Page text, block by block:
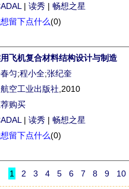
| 读秀 | 畅想之星
留下点什么(0)
飞机复合材料结构设计与制造
匀;程小全;张纪奎
航空工业出版社 ,2010
购买
| 读秀 | 畅想之星
留下点什么(0)
1 2 3 4 5 6 7 8 9 10